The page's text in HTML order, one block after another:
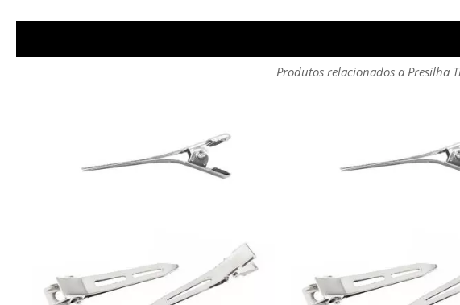
Produtos relacionados a Presilha